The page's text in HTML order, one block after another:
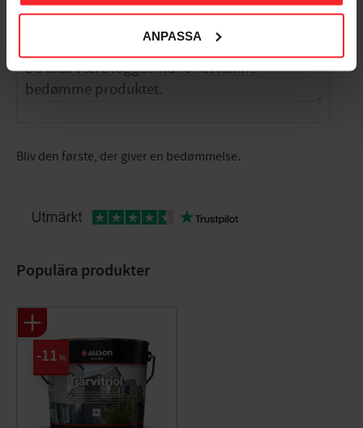
ANPASSA
Dig
Bliv den første, der giver en bedømmelse.
Populära produkter
11 %